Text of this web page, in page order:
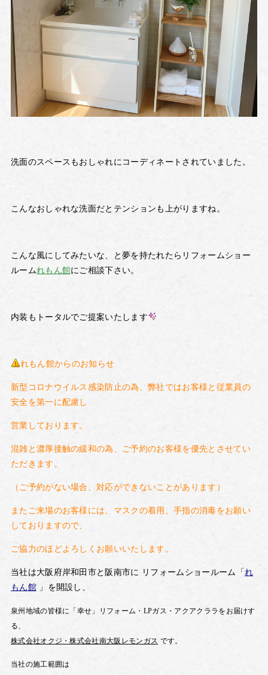
洗面のスペースもおしゃれにコーディネートされていました。
こんなおしゃれな洗面だとテンションも上がりますね。
こんな風にしてみたいな、と夢を持たれたらリフォームショー
ルームれもん館にご相談下さい。
内装もトータルでご提案いたします
れもん館からのお知らせ
新型コロナウイルス感染防止の為、弊社ではお客様と従業員の
安全を第一に配慮し
営業しております。
混雑と濃厚接触の緩和の為、ご予約のお客様を優先とさせてい
ただきます。
（ご予約がない場合、対応ができないことがあります）
またご来場のお客様には、マスクの着用、手指の消毒をお願い
しておりますので、
ご協力のほどよろしくお願いいたします。
当社は大阪府岸和田市と阪南市に リフォームショールーム「 れ
もん館」を開設し、
泉州地域の皆様に「幸せ」リフォーム・LPガス・ アクアクララを お届けす
る、
株式会社オクジ・株式会社南大阪レモンガス です。
当社の施工範囲は